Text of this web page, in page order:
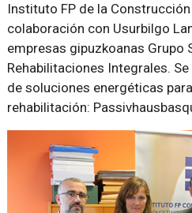
Instituto FP de la
colaboración con Usurbilgo
empresas gipuzkoanas Grupo
Rehabilitaciones Integrales.
de soluciones energéticas
rehabilitación: